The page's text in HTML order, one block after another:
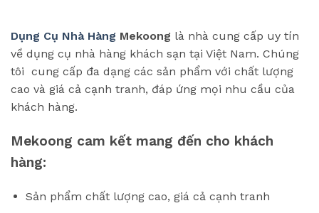
Dụng Cụ Nhà Hàng Mekoong là nhà cung cấp uy tín
về dụng cụ nhà hàng khách sạn tại Việt Nam. Chúng
tôi cung cấp đa dạng các sản phẩm với chất lượng
cao và giá cả cạnh tranh, đáp ứng mọi nhu cầu của
khách hàng.
Mekoong cam kết mang đến cho khách
hàng:
Sản phẩm chất lượng cao, giá cả cạnh tranh